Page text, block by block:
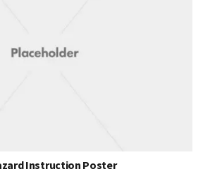
Instruction Poster